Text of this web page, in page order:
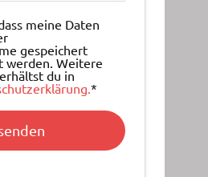
meine Daten
gespeichert
werden. Weitere
du in
*